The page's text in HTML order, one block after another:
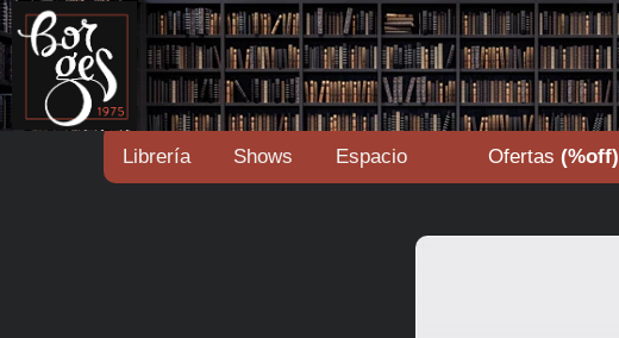
Librería Shows Espacio Ofertas (%off)